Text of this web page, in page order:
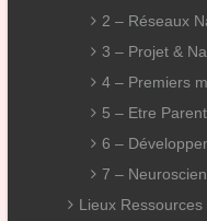
2 – Réseaux
3 – Projet &
4 – Premiers
5 – Etre
6 –
7 –
Lieux